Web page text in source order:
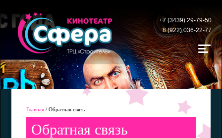
+7 (3439) 29-79-50
8 (922) 036-22-77
Главная /Обратная связь
Обратная связь